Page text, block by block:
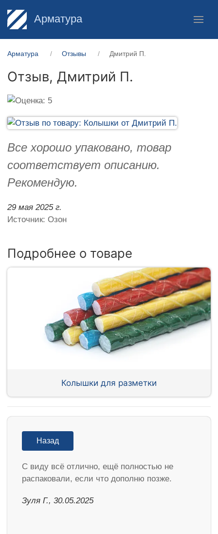
Арматура
Арматура Отзывы Дмитрий П.
Отзыв, Дмитрий П.
Все хорошо упаковано, товар
соответствует описанию.
Рекомендую.
29 мая 2025 г.
Источник: Озон
Подробнее о товаре
Колышки для разметки
Назад
С виду всё отлично, ещё полностью не
распаковали, если что дополню позже.
Зуля Г., 30.05.2025